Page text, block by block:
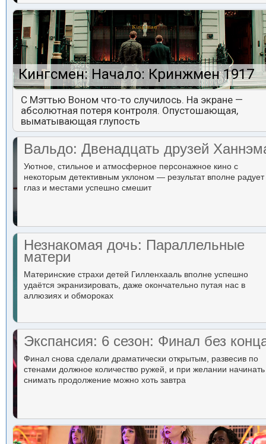
Кингсмен: Начало: Кринжмен 1917
С Мэттью Воном что-то случилось. На экране —
абсолютная потеря контроля. Опустошающая,
выматывающая глупость
Вальдо: Двенадцать друзей
Уютное, стильное и атмосферное персонажное кино с
некоторым детективным уклоном — результат вполне радует
глаз и местами успешно смешит
Незнакомая дочь: Параллельные
матери
Материнские страхи детей Гилленхааль вполне успешно
удаётся экранизировать, даже окончательно путая нас в
аллюзиях и обмороках
Экспансия: 6 сезон: Финал без
Финал снова сделали драматически открытым, развесив по
стенами должное количество ружей, и при желании начинать
снимать продолжение можно хоть завтра